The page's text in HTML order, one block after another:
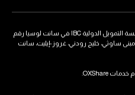
أوكس شير المحدودة مسجلة بواسطة مؤسسة التمويل الدولية IBC في سانت لوسيا رقم
مبنى ساوثي، خليج رودني، غروز-إيليت، سانت